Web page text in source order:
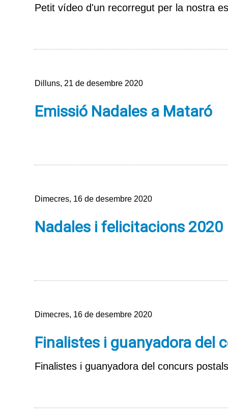
Petit vídeo d'un recorregut per la nostra
Dilluns, 21 de desembre 2020
Emissió Nadales a Mataró
Dimecres, 16 de desembre 2020
Nadales i felicitacions 2020
Dimecres, 16 de desembre 2020
Finalistes i guanyadora del
Finalistes i guanyadora del concurs